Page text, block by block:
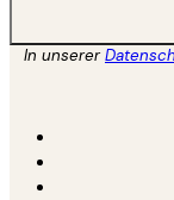
In unserer